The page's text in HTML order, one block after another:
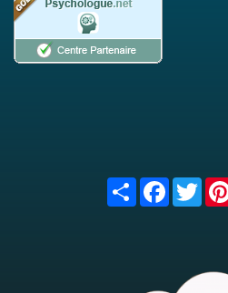
Share Facebook